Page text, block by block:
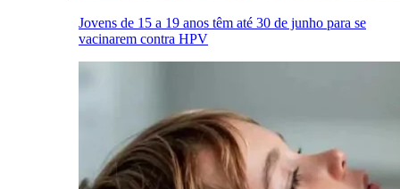
Jovens de 15 a 19 anos têm até 30 de junho para se
vacinarem contra HPV